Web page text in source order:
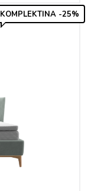
KOMPLEKTINA -25%